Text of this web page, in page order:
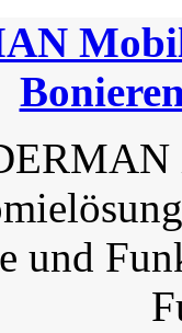
und